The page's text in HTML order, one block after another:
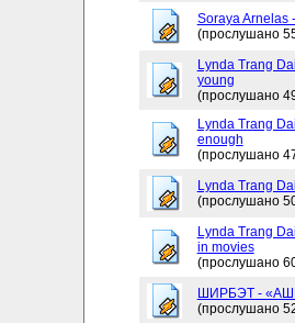
Soraya Arnelas
(прослушано
Lynda Trang
young
(прослушано
Lynda Trang
enough
(прослушано
Lynda Trang
(прослушано
Lynda Trang
in movies
(прослушано
ШИРБЭТ -
(прослушано